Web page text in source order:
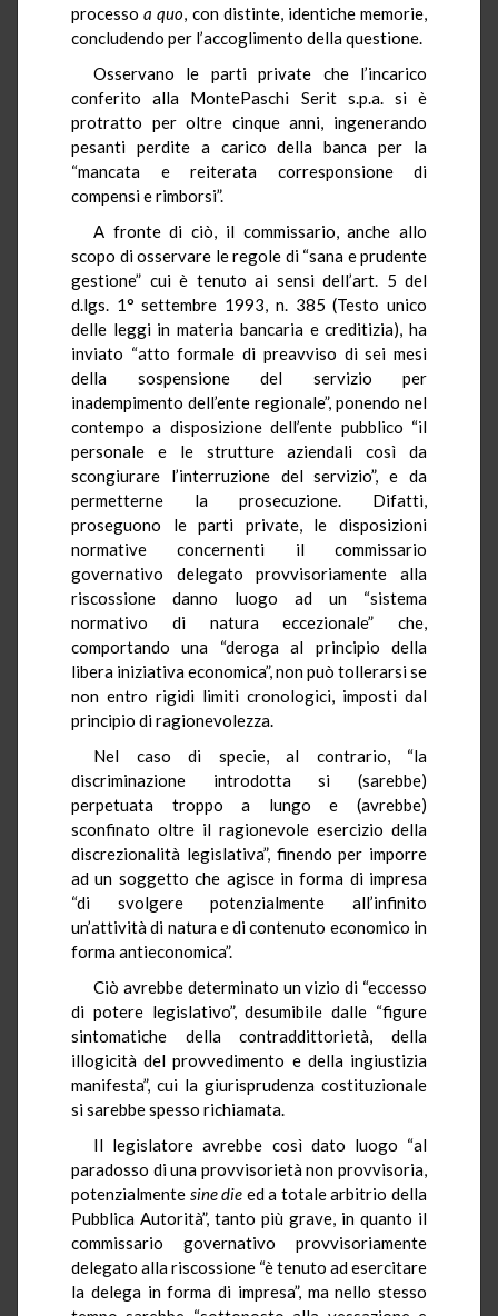
processoa quo, con distinte, identiche memorie,
concludendo per l’accoglimento della questione.
Osservano le parti private che l’incarico
conferito alla MontePaschi Serit s.p.a. si è
protratto per oltre cinque anni, ingenerando
pesanti perdite a carico della banca per la
“mancata e reiterata corresponsione di
compensi e rimborsi”.
A fronte di ciò, il commissario, anche allo
scopo di osservare le regole di “sana e prudente
gestione” cui è tenuto ai sensi dell’art. 5 del
d.lgs. 1° settembre 1993, n. 385 (Testo unico
delle leggi in materia bancaria e creditizia), ha
inviato “atto formale di preavviso di sei mesi
della sospensione del servizio per
inadempimento dell’ente regionale”, ponendo nel
contempo a disposizione dell’ente pubblico “il
personale e le strutture aziendali così da
scongiurare l’interruzione del servizio”, e da
permetterne la prosecuzione. Difatti,
proseguono le parti private, le disposizioni
normative concernenti il commissario
governativo delegato provvisoriamente alla
riscossione danno luogo ad un “sistema
normativo di natura eccezionale” che,
comportando una “deroga al principio della
libera iniziativa economica”, non può tollerarsi se
non entro rigidi limiti cronologici, imposti dal
principio di ragionevolezza.
Nel caso di specie, al contrario, “la
discriminazione introdotta si (sarebbe)
perpetuata troppo a lungo e (avrebbe)
sconfinato oltre il ragionevole esercizio della
discrezionalità legislativa”, finendo per imporre
ad un soggetto che agisce in forma di impresa
“di svolgere potenzialmente all’infinito
un’attività di natura e di contenuto economico in
forma antieconomica”.
Ciò avrebbe determinato un vizio di “eccesso
di potere legislativo”, desumibile dalle “figure
sintomatiche della contraddittorietà, della
illogicità del provvedimento e della ingiustizia
manifesta”, cui la giurisprudenza costituzionale
si sarebbe spesso richiamata.
Il legislatore avrebbe così dato luogo “al
paradosso di una provvisorietà non provvisoria,
potenzialmente sinedie ed a totale arbitrio della
Pubblica Autorità”, tanto più grave, in quanto il
commissario governativo provvisoriamente
delegato alla riscossione “è tenuto ad esercitare
la delega in forma di impresa”, ma nello stesso